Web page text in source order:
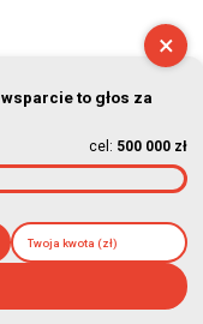
×
to głos za
cel: 500 000 zł